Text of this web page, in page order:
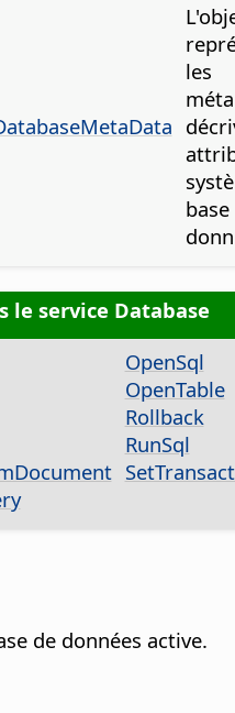
les
base
le service Database
OpenSql
OpenTable
Rollback
RunSql
de données active.